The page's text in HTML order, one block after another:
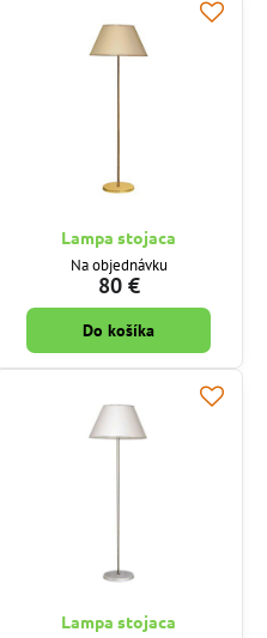
Lampa stojaca
Na objednávku
80 €
Do košíka
Lampa stojaca